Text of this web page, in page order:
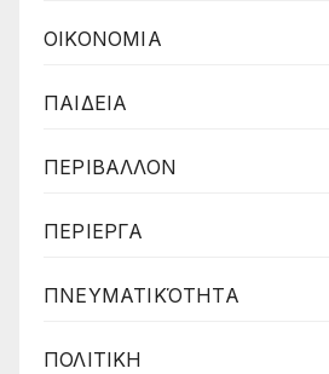
ΟΙΚΟΝΟΜΙΑ
ΠΑΙΔΕΙΑ
ΠΕΡΙΒΑΛΛΟΝ
ΠΕΡΙΕΡΓΑ
ΠΝΕΥΜΑΤΙΚΌΤΗΤΑ
ΠΟΛΙΤΙΚΗ